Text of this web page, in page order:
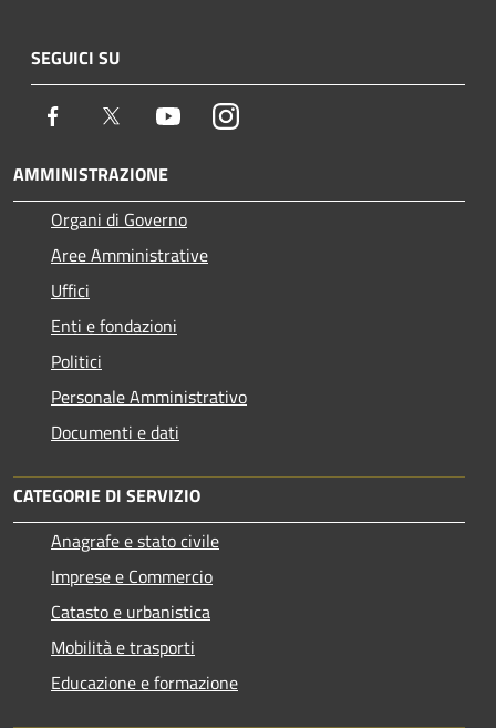
SEGUICI SU
Facebook Twitter YoutubeInstagram
AMMINISTRAZIONE
Organi di Governo
Aree Amministrative
Uffici
Enti e fondazioni
Politici
Personale Amministrativo
Documenti e dati
CATEGORIE DI SERVIZIO
Anagrafe e stato civile
Imprese e Commercio
Catasto e urbanistica
Mobilità e trasporti
Educazione e formazione